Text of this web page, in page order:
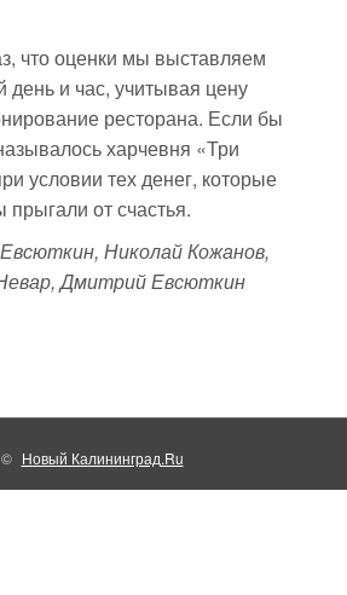
что оценки мы выставляем
день и час, учитывая цену
ресторана. Если бы
харчевня «Три
условии тех денег, которые
от счастья.
Николай Кожанов,
Дмитрий Евсюткин
© Новый Калининград.Ru